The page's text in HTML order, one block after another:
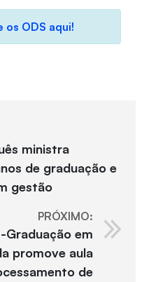
os ODS aqui!
ministra
de graduação e
gestão
PRÓXIMO:
Graduação em
promove aula
de